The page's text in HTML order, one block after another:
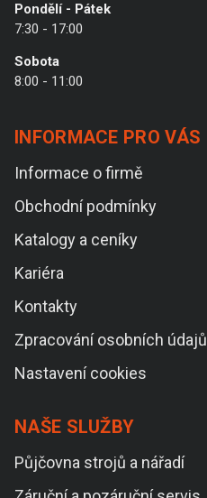
Pondělí - Pátek
7:30 - 17:00
Sobota
8:00 - 11:00
INFORMACE PRO VÁS
Informace o firmě
Obchodní podmínky
Katalogy a ceníky
Kariéra
Kontakty
Zpracování osobních údajů
Nastavení cookies
NAŠE SLUŽBY
Půjčovna strojů a nářadí